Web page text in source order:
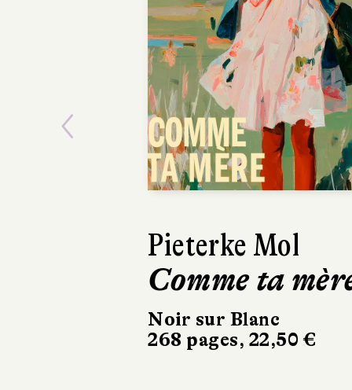
Ásta
Sigurdardóttir
Dehors, c’est
printemps
Previous